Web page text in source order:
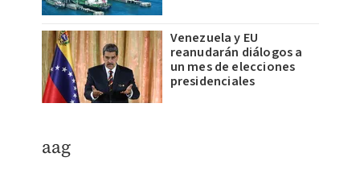
Venezuela y EU
reanudarán diálogos a
un mes de elecciones
presidenciales
aag